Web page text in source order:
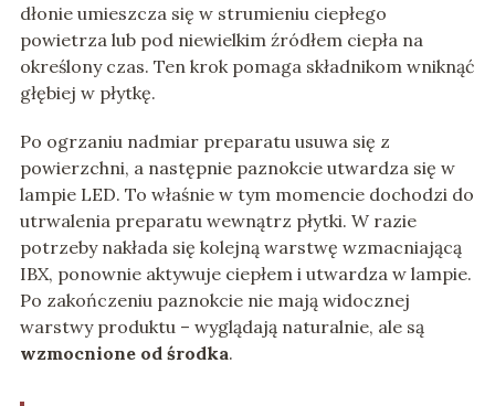
dłonie umieszcza się w strumieniu ciepłego
powietrza lub pod niewielkim źródłem ciepła na
określony czas. Ten krok pomaga składnikom wniknąć
głębiej w płytkę.
Po ogrzaniu nadmiar preparatu usuwa się z
powierzchni, a następnie paznokcie utwardza się w
lampie LED. To właśnie w tym momencie dochodzi do
utrwalenia preparatu wewnątrz płytki. W razie
potrzeby nakłada się kolejną warstwę wzmacniającą
IBX, ponownie aktywuje ciepłem i utwardza w lampie.
Po zakończeniu paznokcie nie mają widocznej
warstwy produktu – wyglądają naturalnie, ale są
wzmocnione od środka.